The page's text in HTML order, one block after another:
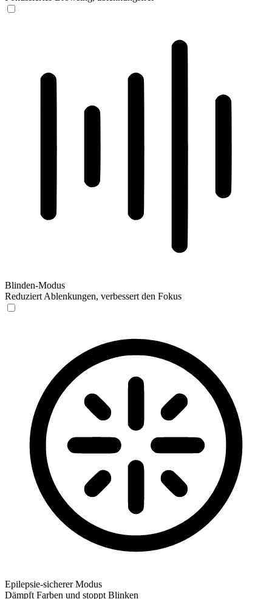
Blinden-Modus
Reduziert Ablenkungen, verbessert den Fokus
Epilepsie-sicherer Modus
Dämpft Farben und stoppt Blinken